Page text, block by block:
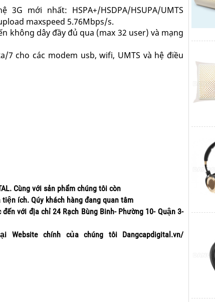
mới nhất: HSPA+/HSDPA/HSUPA/UMTS
maxspeed 5.76Mbps/s.
không dây đầy đủ qua (max 32 user) và mạng
7 cho các modem usb, wifi, UMTS và hệ điều
Cùng với sản phẩm chúng tôi còn
ích. Qúy khách hàng đang quan tâm
với địa chỉ 24 Rạch Bùng Binh- Phường 10- Quận 3-
chính của chúng tôi Dangcapdigital.vn/